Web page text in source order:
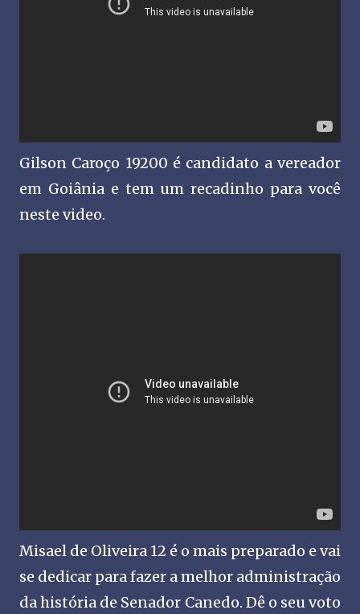
Gilson Caroço 19200 é candidato a vereador
em Goiânia e tem um recadinho para você
neste video.
Misael de Oliveira 12 é o mais preparado e vai
se dedicar para fazer a melhor administração
da história de Senador Canedo. Dê o seu voto